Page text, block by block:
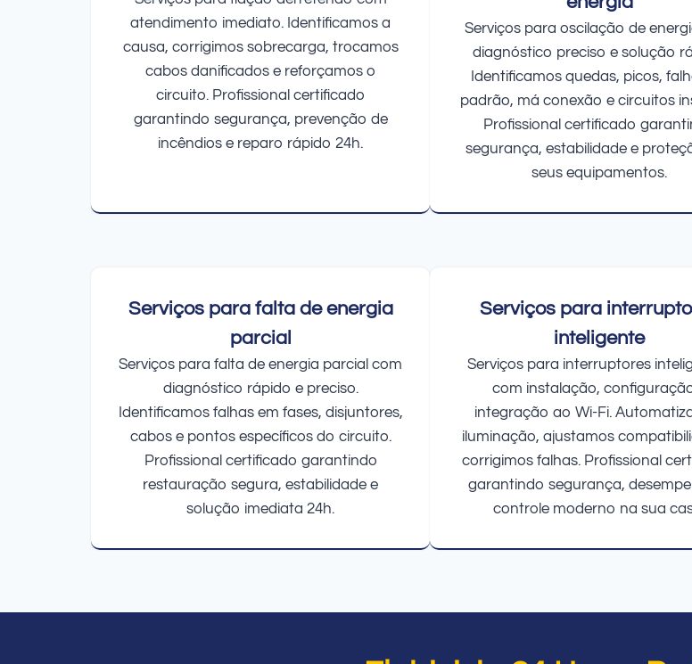
atendimento imediato. Identificamos a
causa, corrigimos sobrecarga, trocamos
cabos danificados e reforçamos o
circuito. Profissional certificado
garantindo segurança, prevenção de
incêndios e reparo rápido 24h.
Serviços para oscilação de
diagnóstico preciso e solução
Identificamos quedas, picos,
padrão, má conexão e circuitos
Profissional certificado
segurança, estabilidade e
seus equipamentos.
Serviços para falta de energia
parcial
Serviços para falta de energia parcial com
diagnóstico rápido e preciso.
Identificamos falhas em fases, disjuntores,
cabos e pontos específicos do circuito.
Profissional certificado garantindo
restauração segura, estabilidade e
solução imediata 24h.
Serviços para
inteligente
Serviços para interruptores
com instalação,
integração ao Wi-Fi.
iluminação, ajustamos
corrigimos falhas. Profissional
garantindo segurança,
controle moderno na sua